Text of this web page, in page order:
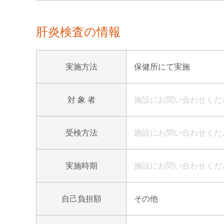
肝炎検査の情報
実施方法 保健所にて実施
対 象 者 施設にお問い合わせくだ
受検方法 施設にお問い合わせくだ
実施時期 施設にお問い合わせくだ
自己負担額 その他